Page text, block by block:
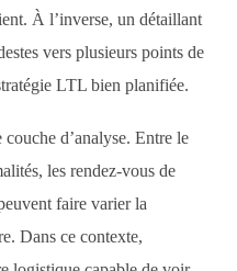
À l’inverse, un détaillant
vers plusieurs points de
LTL bien planifiée.
d’analyse. Entre le
les rendez-vous de
faire varier la
Dans ce contexte,